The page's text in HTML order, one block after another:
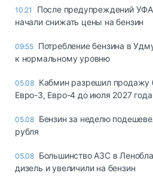
10:21
После предупреждений
начали снижать цены на бензин
09:55 Потребление бензина в
к нормальному уровню
05.08 Кабмин разрешил продажу
Евро-3, Евро-4 до июля 2027 года
05.08 Бензин за неделю
рубля
05.08 Большинство АЗС в
дизель и увеличили на бензин